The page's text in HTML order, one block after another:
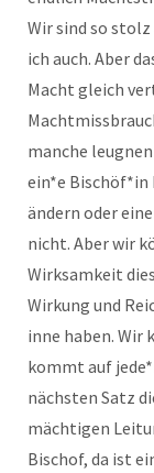
Wir sind so
ich auch. Aber
Macht gleich
manche
ein*e Bischöf*in
ändern oder
nicht. Aber wir
Wirksamkeit
Wirkung und
inne haben. Wir
kommt auf
nächsten Satz
mächtigen
Bischof, da ist